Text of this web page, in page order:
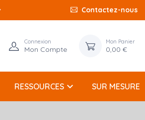
Contactez-nous
Connexion
Mon Compte
Mon Panier
0,00 €
RESSOURCES keyboard_arrow_down SUR MESURE